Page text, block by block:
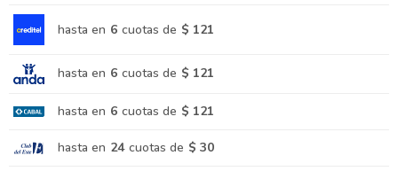
hasta en 6 cuotas de $ 121
hasta en 6 cuotas de $ 121
hasta en 6 cuotas de $ 121
hasta en 24 cuotas de $ 30